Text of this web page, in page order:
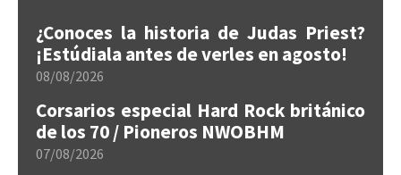
¿Conoces la historia de Judas Priest?
¡Estúdiala antes de verles en agosto!
08/08/2026
Corsarios especial Hard Rock británico
de los 70 / Pioneros NWOBHM
07/08/2026